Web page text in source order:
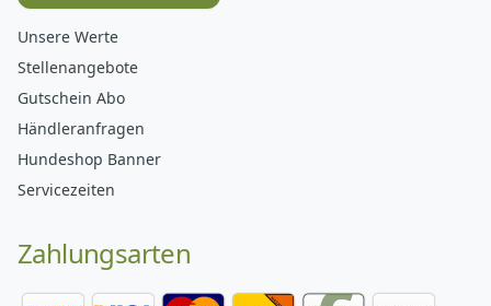
Unsere Werte
Stellenangebote
Gutschein Abo
Händleranfragen
Hundeshop Banner
Servicezeiten
Zahlungsarten